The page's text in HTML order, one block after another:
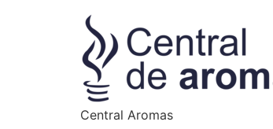
Central Aromas